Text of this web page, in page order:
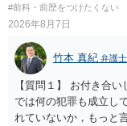
#前科・前歴をつけたくない
2026年8月7日
竹本 真紀 弁護士
【質問１】 お付き合
では何の犯罪も成立し
れていないか，もっと